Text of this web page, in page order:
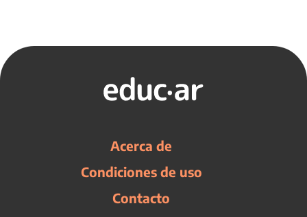
Acerca de
Condiciones de uso
Contacto